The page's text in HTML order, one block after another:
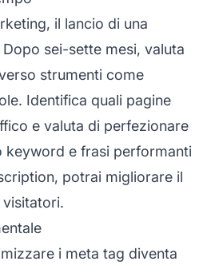
il lancio di una
Dopo sei-sette mesi, valuta
strumenti come
Identifica quali pagine
e valuta di perfezionare
keyword e frasi performanti
potrai migliorare il
i meta tag diventa